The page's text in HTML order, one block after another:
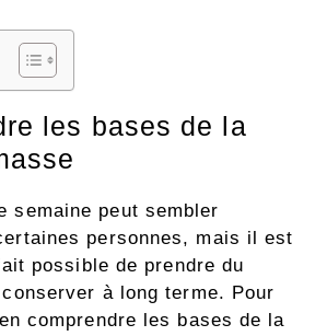
les bases de la
semaine peut sembler
personnes, mais il est
possible de prendre du
à long terme. Pour
comprendre les bases de la